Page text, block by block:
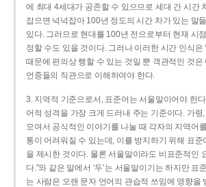
에 최대 4세대가 공존할 수 있으므로 세대 간 시간
잡으면 넉넉잡아 100년 정도의 시간 차가 있는 말
있다. 그러므로 현대를 100년 전으로부터 현재 시
정할 수도 있을 것이다. 그러나 이러한 시간 인식은
때문에 편의상 행할 수 있는 것일 뿐 객관적인 것은
언중들의 직관으로 이해하여야 한다.
3. 지역적 기준으로서, 표준어는 서울말이어야 한
어적 성격을 가장 크게 드러내 주는 기준이다. 가령,
모여서 공식적인 이야기를 나눌 때 각자의 지역어
통이 어려워질 수 있는데, 이를 방지하기 위해 표
을 제시한 것이다. 물론 서울말이라도 비표준적인
다.”와 같은 말에서 ‘두’는 서울말이기는 하지만 표
는 사람은 오랜 문자 언어의 관습적 쓰임에 영향을